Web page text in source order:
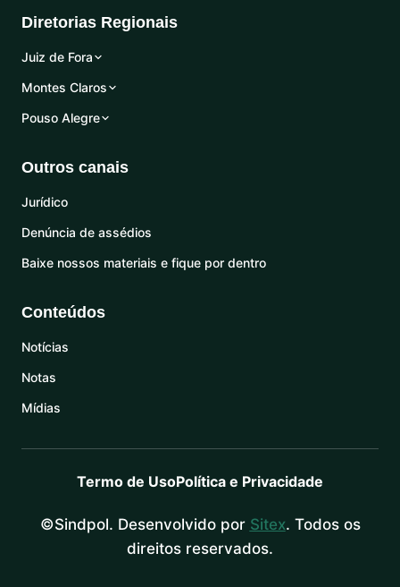
Diretorias Regionais
Juiz de Fora
Montes Claros
Pouso Alegre
Outros canais
Jurídico
Denúncia de assédios
Baixe nossos materiais e fique por dentro
Conteúdos
Notícias
Notas
Mídias
Termo de UsoPolítica e Privacidade
©Sindpol. Desenvolvido por Sitex. Todos os
direitos reservados.